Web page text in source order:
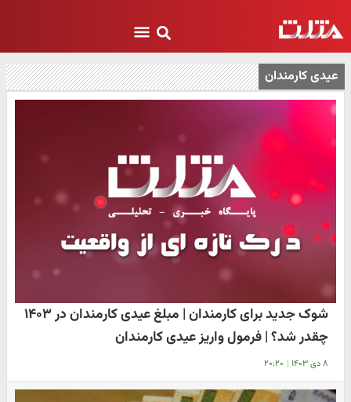
عیدی کارمندان
شوک جدید برای کارمندان | مبلغ عیدی کارمندان در ۱۴۰۳
چقدر شد؟ | فرمول واریز عیدی کارمندان
۸ دی ۱۴۰۳ | ۲۰:۲۰